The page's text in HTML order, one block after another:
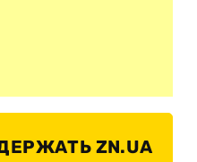
ZN.UA